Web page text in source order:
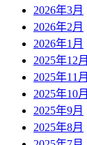
2026年3月
2026年2月
2026年1月
2025年12月
2025年11月
2025年10月
2025年9月
2025年8月